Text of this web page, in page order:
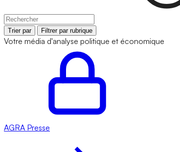
Trier par Filtrer par rubrique
Votre média d'analyse politique et économique
AGRA Presse